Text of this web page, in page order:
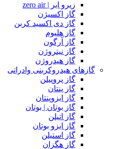
زیرو ایر | zero air
گاز اکسیژن
گاز دی اکسید کربن
گاز هلیوم
گاز آرگون
گاز نیتروژن
گاز هیدروژن
گازهای هیدروکربنی وادراتی
گاز پروپیلن
گاز پنتان
گاز ایزوپنتان
گاز بوتان | بوتان
گاز اتیلن
گاز ایزو بوتان
گاز استیلن
گاز هگزان